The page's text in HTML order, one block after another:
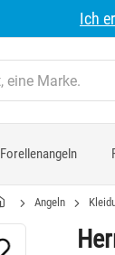
Ich
Forellenangeln
Angeln